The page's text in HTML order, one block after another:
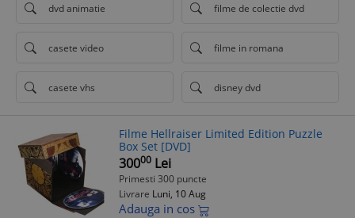
dvd animatie filme de colectie dvd
casete video filme in romana
casete vhs disney dvd
Filme Hellraiser Limited Edition Puzzle
Box Set [DVD]
30000 Lei
Primesti 300 puncte
Livrare Luni, 10 Aug
Adauga in cos